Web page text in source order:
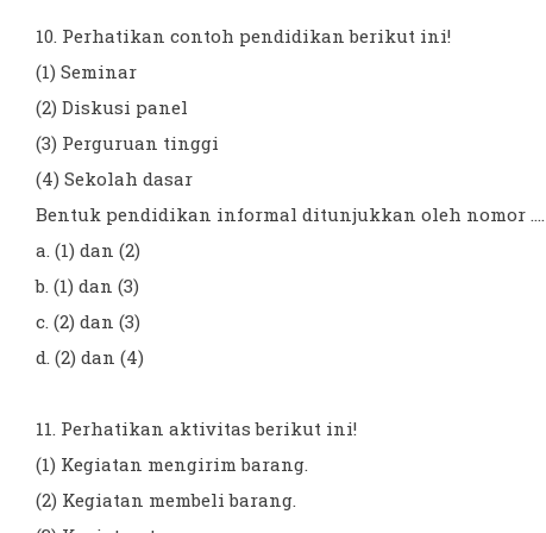
10. Perhatikan contoh pendidikan berikut ini!
(1) Seminar
(2) Diskusi panel
(3) Perguruan tinggi
(4) Sekolah dasar
Bentuk pendidikan informal ditunjukkan oleh nomor ....
a. (1) dan (2)
b. (1) dan (3)
c. (2) dan (3)
d. (2) dan (4)
11. Perhatikan aktivitas berikut ini!
(1) Kegiatan mengirim barang.
(2) Kegiatan membeli barang.